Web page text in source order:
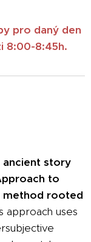
pro daný den
8:00-8:45h.
ancient story
to
method rooted
approach uses